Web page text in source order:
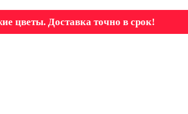
цветы. Доставка точно в срок!